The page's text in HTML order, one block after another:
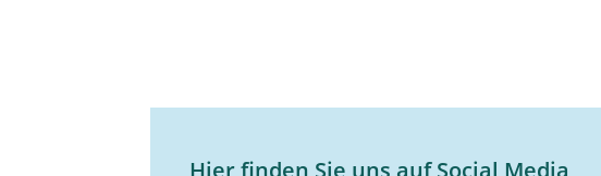
Hier finden Sie uns auf Social Media